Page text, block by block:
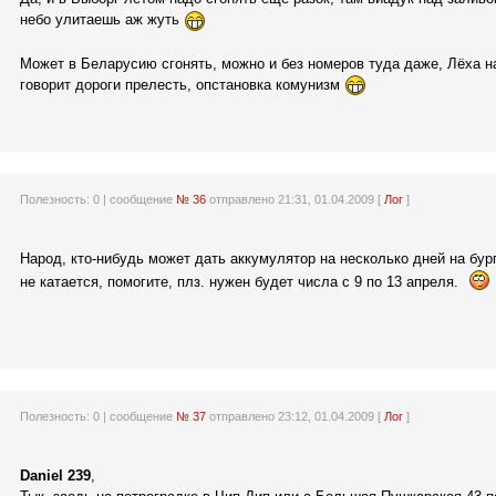
небо улитаешь аж жуть
Может в Беларусию сгонять, можно и без номеров туда даже, Лёха
говорит дороги прелесть, опстановка комунизм
Полезность: 0| сообщение № 36отправлено 21:31, 01.04.2009 [ Лог]
Народ, кто-нибудь может дать аккумулятор на несколько дней на
не катается, помогите, плз. нужен будет числа с 9 по 13 апреля.
Полезность: 0| сообщение № 37отправлено 23:12, 01.04.2009 [ Лог]
Daniel 239,